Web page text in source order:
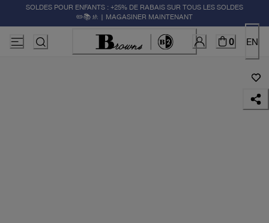
SOLDES POUR ENFANTS : +25% DE RABAIS SUR TOUS LES SOLDES
✏️📚🚸 | MAGASINER MAINTENANT
0 EN